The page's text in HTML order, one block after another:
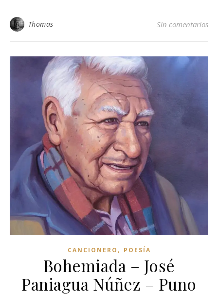
Thomas Sin comentarios
CANCIONERO , POESÍA
Bohemiada – José
Paniagua Núñez – Puno